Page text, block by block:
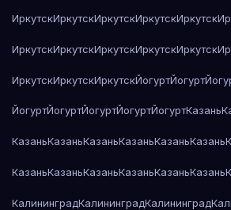
ИркутскИркутскИркутскИркутскИркутск
ИркутскИркутскИркутскИркутскИркутск
ИркутскИркутскИркутскЙогуртЙогурт
ЙогуртЙогуртЙогуртЙогуртЙогуртКазань
КазаньКазаньКазаньКазаньКазаньКазань
КазаньКазаньКазаньКазаньКазаньКазань
КалининградКалининградКалининград